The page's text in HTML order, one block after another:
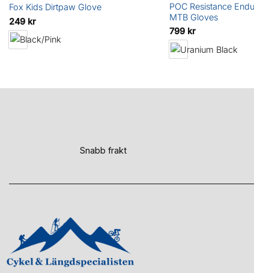
Fox Kids Dirtpaw Glove
249 kr
POC Resistance
MTB Gloves
799 kr
Snabb frakt